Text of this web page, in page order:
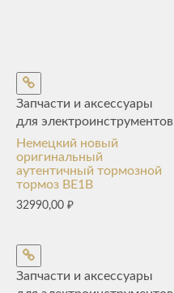
Запчасти и аксессуары
для электроинструментов
Немецкий новый
оригинальный
аутентичный тормозной
тормоз BE1B
32990,00 ₽
Запчасти и аксессуары